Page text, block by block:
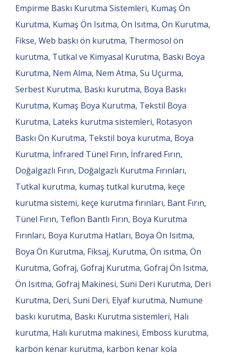
Empirme Baskı Kurutma Sistemleri, Kumaş Ön
Kurutma, Kumaş Ön Isıtma, Ön Isıtma, Ön Kurutma,
Fikse, Web baskı ön kurutma, Thermosol ön
kurutma, Tutkal ve Kimyasal Kurutma, Baskı Boya
Kurutma, Nem Alma, Nem Atma, Su Uçurma,
Serbest Kurutma, Baskı kurutma, Boya Baskı
Kurutma, Kumaş Boya Kurutma, Tekstil Boya
Kurutma, Lateks kurutma sistemleri, Rotasyon
Baskı Ön Kurutma, Tekstil boya kurutma, Boya
Kurutma, İnfrared Tünel Fırın, İnfrared Fırın,
Doğalgazlı Fırın, Doğalgazlı Kurutma Fırınları,
Tutkal kurutma, kumaş tutkal kurutma, keçe
kurutma sistemi, keçe kurutma fırınları, Bant Fırın,
Tünel Fırın, Teflon Bantlı Fırın, Boya Kurutma
Fırınları, Boya Kurutma Hatları, Boya Ön Isıtma,
Boya Ön Kurutma, Fiksaj, Kurutma, Ön ısıtma, Ön
Kurutma, Gofraj, Gofraj Kurutma, Gofraj Ön Isıtma,
Ön Isıtma, Gofraj Makinesi, Suni Deri Kurutma, Deri
Kurutma, Deri, Suni Deri, Elyaf kurutma, Numune
baskı kurutma, Baskı Kurutma sistemleri, Halı
kurutma, Halı kurutma makinesi, Emboss kurutma,
karbon kenar kurutma, karbon kenar kola